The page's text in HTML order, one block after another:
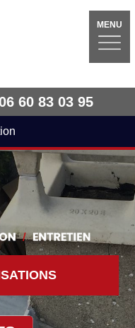
MENU
60 83 03 95